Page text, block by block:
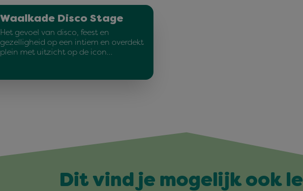
Waalkade Disco Stage
Het gevoel van disco, feest en
gezelligheid op een intiem en overdekt
plein met uitzicht op de icon…
Dit vind je mogelijk ook